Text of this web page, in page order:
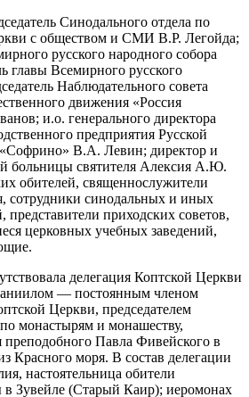
Синодального отдела по
с обществом и СМИ В.Р. Легойда;
русского народного собора
главы Всемирного русского
Наблюдательного совета
движения «Россия
и.о. генерального директора
предприятия Русской
В.А. Левин; директор и
больницы святителя Алексия А.Ю.
обителей, священнослужители
сотрудники синодальных и иных
приходских советов,
церковных учебных заведений,
делегация Коптской Церкви
— постоянным членом
Церкви, председателем
монастырям и монашеству,
преподобного Павла Фивейского в
Красного моря. В состав делегации
настоятельница обители
Зувейле (Старый Каир); иеромонах